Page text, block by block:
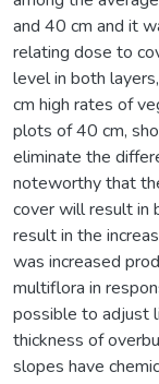
and 40 cm and it
relating dose to
level in both
cm high rates of
plots of 40 cm,
eliminate the
noteworthy that
cover will result in
result in the
was increased
multiflora in
possible to adjust
thickness of
slopes have